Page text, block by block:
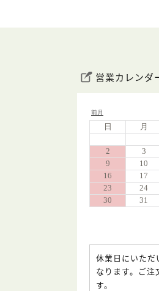
営業カレンダ
休業日にいただ
なります。ご
す。